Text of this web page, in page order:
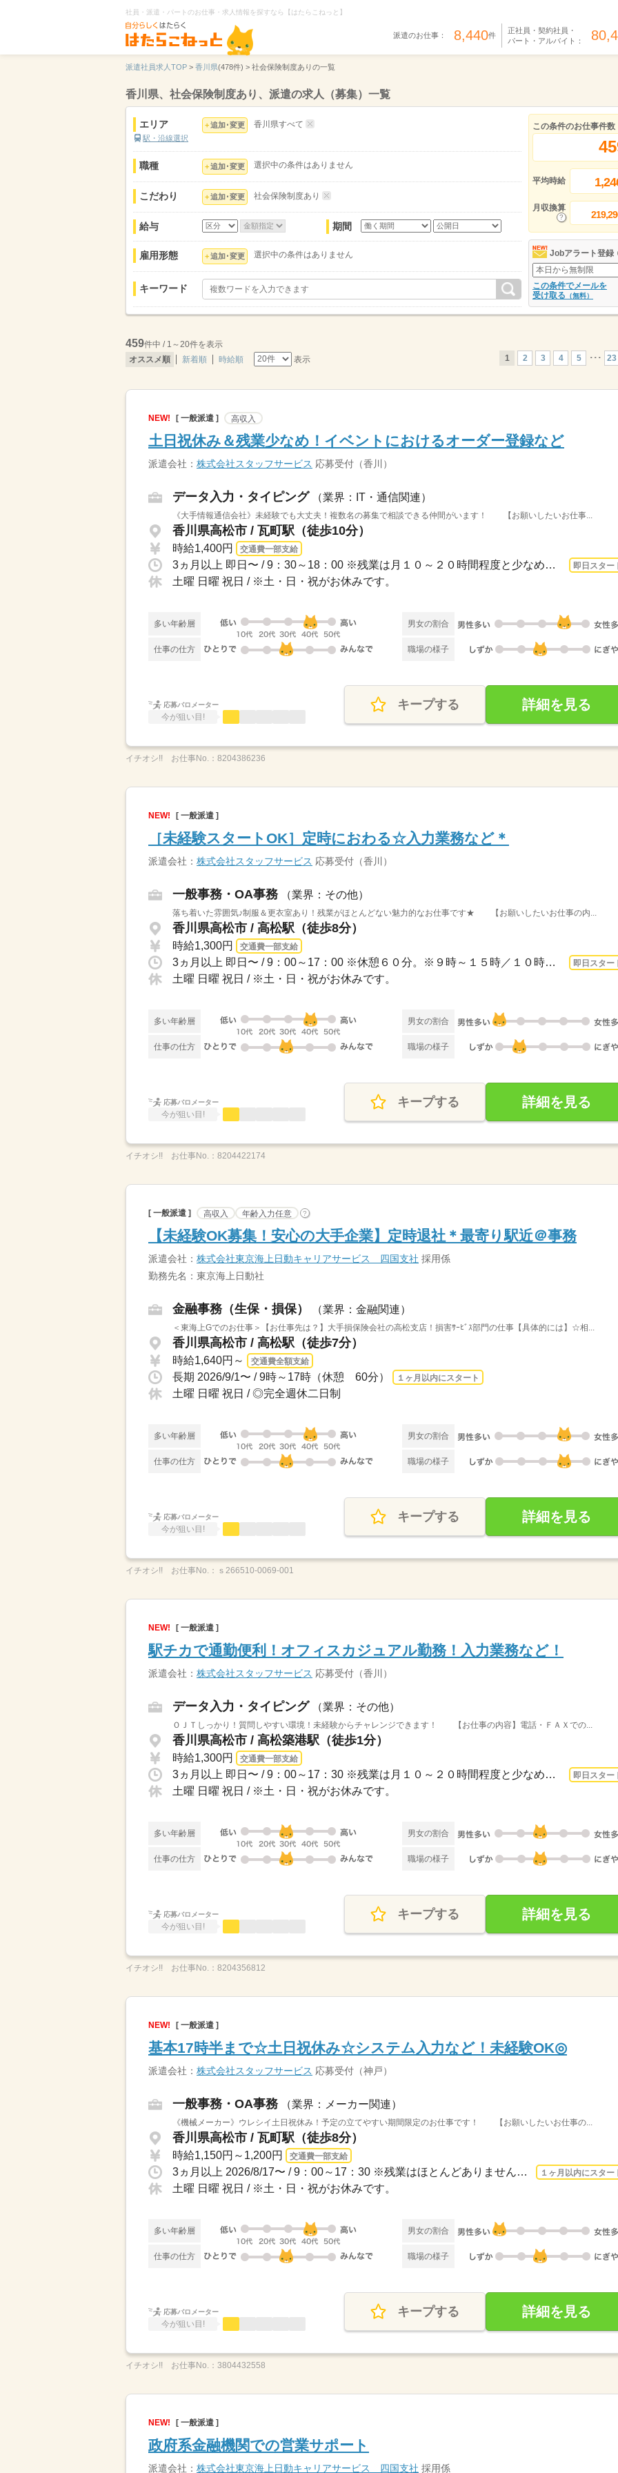
社員・派遣・パートのお仕事・求人情報を探すなら【はたらこねっと】
派遣のお仕事： 8,440件
正社員・契約社員・
パート・アルバイト：
派遣社員求人TOP > 香川県(478件) > 社会保険制度ありの一覧
香川県、社会保険制度あり、派遣の求人（募集）一覧
エリア
駅・沿線選択
追加･変更 香川県すべて
職種 追加･変更 選択中の条件はありません
こだわり 追加･変更 社会保険制度あり
給与 期間
雇用形態 追加･変更 選択中の条件はありません
キーワード
この条件のお仕事件数
平均時給
月収換算
Jobアラート登録
この条件でメールを
受け取る （無料）
459件中 / 1～20件を表示
オススメ順
新着順 時給順 表示 1 2 3 4 5 ･･･ 23
NEW! [ 一般派遣 ] 高収入
土日祝休み＆残業少なめ！イベントにおけるオーダー登録など
派遣会社： 株式会社スタッフサービス 応募受付（香川）
データ入力・タイピング （業界：IT・通信関連）
《大手情報通信会社》未経験でも大丈夫！複数名の募集で相談できる仲間がいます！ 【お願いしたいお仕事...
香川県高松市 / 瓦町駅（徒歩10分）
時給1,400円 交通費一部支給
3ヵ月以上 即日〜 / 9：30～18：00 ※残業は月１０～２０時間程度と少なめ。※休憩は６... 即日スター
土曜 日曜 祝日 / ※土・日・祝がお休みです。
多い年齢層 男女の割合
仕事の仕方 職場の様子
応募バロメーター
今が狙い目!
キープする 詳細を見る
イチオシ!! お仕事No.： 8204386236
NEW! [ 一般派遣 ]
［未経験スタートOK］定時におわる☆入力業務など＊
派遣会社： 株式会社スタッフサービス 応募受付（香川）
一般事務・OA事務 （業界：その他）
落ち着いた雰囲気♪制服＆更衣室あり！残業がほとんどない魅力的なお仕事です★ 【お願いしたいお仕事の内...
香川県高松市 / 高松駅（徒歩8分）
時給1,300円 交通費一部支給
3ヵ月以上 即日〜 / 9：00～17：00 ※休憩６０分。※９時～１５時／１０時～１６時も相... 即日スター
土曜 日曜 祝日 / ※土・日・祝がお休みです。
多い年齢層 男女の割合
仕事の仕方 職場の様子
応募バロメーター
今が狙い目!
キープする 詳細を見る
イチオシ!! お仕事No.： 8204422174
[ 一般派遣 ] 高収入 年齢入力任意 ?
【未経験OK募集！安心の大手企業】定時退社＊最寄り駅近＠事務
派遣会社： 株式会社東京海上日動キャリアサービス 四国支社 採用係
勤務先名：東京海上日動社
金融事務（生保・損保） （業界：金融関連）
＜東海上Gでのお仕事＞【お仕事先は？】大手損保険会社の高松支店！損害ｻｰﾋﾞｽ部門の仕事【具体的には】☆相...
香川県高松市 / 高松駅（徒歩7分）
時給1,640円～ 交通費全額支給
長期 2026/9/1〜 / 9時～17時（休憩 60分） １ヶ月以内にスタート
土曜 日曜 祝日 / ◎完全週休二日制
多い年齢層 男女の割合
仕事の仕方 職場の様子
応募バロメーター
今が狙い目!
キープする 詳細を見る
イチオシ!! お仕事No.： ｓ266510-0069-001
NEW! [ 一般派遣 ]
駅チカで通勤便利！オフィスカジュアル勤務！入力業務など！
派遣会社： 株式会社スタッフサービス 応募受付（香川）
データ入力・タイピング （業界：その他）
ＯＪＴしっかり！質問しやすい環境！未経験からチャレンジできます！ 【お仕事の内容】電話・ＦＡＸでの...
香川県高松市 / 高松築港駅（徒歩1分）
時給1,300円 交通費一部支給
3ヵ月以上 即日〜 / 9：00～17：30 ※残業は月１０～２０時間程度と少なめ。※休憩は６... 即日スター
土曜 日曜 祝日 / ※土・日・祝がお休みです。
多い年齢層 男女の割合
仕事の仕方 職場の様子
応募バロメーター
今が狙い目!
キープする 詳細を見る
イチオシ!! お仕事No.： 8204356812
NEW! [ 一般派遣 ]
基本17時半まで☆土日祝休み☆システム入力など！未経験OK◎
派遣会社： 株式会社スタッフサービス 応募受付（神戸）
一般事務・OA事務 （業界：メーカー関連）
《機械メーカー》ウレシイ土日祝休み！予定の立てやすい期間限定のお仕事です！ 【お願いしたいお仕事の...
香川県高松市 / 瓦町駅（徒歩8分）
時給1,150円～1,200円 交通費一部支給
3ヵ月以上 2026/8/17〜 / 9：00～17：30 ※残業はほとんどありません。※休憩は６０分で... １ヶ月以内にスター
土曜 日曜 祝日 / ※土・日・祝がお休みです。
多い年齢層 男女の割合
仕事の仕方 職場の様子
応募バロメーター
今が狙い目!
キープする 詳細を見る
イチオシ!! お仕事No.： 3804432558
NEW! [ 一般派遣 ]
政府系金融機関での営業サポート
派遣会社： 株式会社東京海上日動キャリアサービス 四国支社 採用係